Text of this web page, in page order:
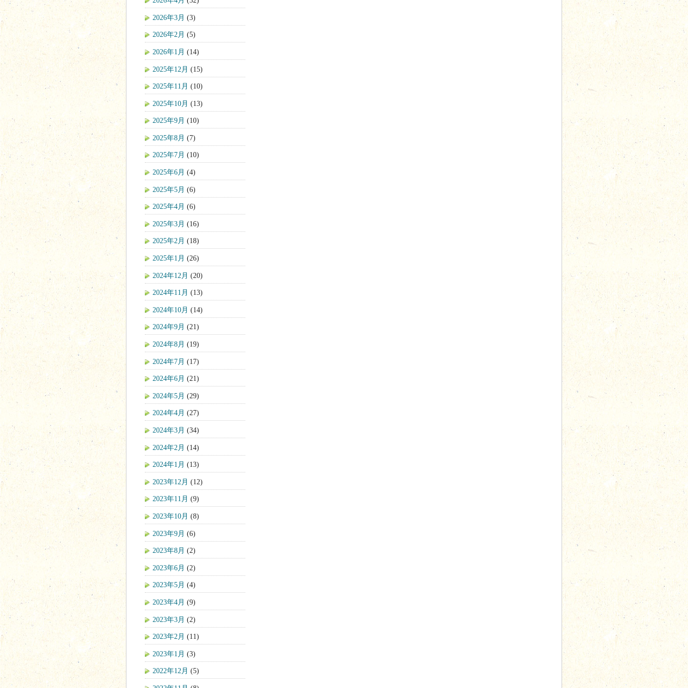
2026年3月 (3)
2026年2月 (5)
2026年1月 (14)
2025年12月 (15)
2025年11月 (10)
2025年10月 (13)
2025年9月 (10)
2025年8月 (7)
2025年7月 (10)
2025年6月 (4)
2025年5月 (6)
2025年4月 (6)
2025年3月 (16)
2025年2月 (18)
2025年1月 (26)
2024年12月 (20)
2024年11月 (13)
2024年10月 (14)
2024年9月 (21)
2024年8月 (19)
2024年7月 (17)
2024年6月 (21)
2024年5月 (29)
2024年4月 (27)
2024年3月 (34)
2024年2月 (14)
2024年1月 (13)
2023年12月 (12)
2023年11月 (9)
2023年10月 (8)
2023年9月 (6)
2023年8月 (2)
2023年6月 (2)
2023年5月 (4)
2023年4月 (9)
2023年3月 (2)
2023年2月 (11)
2023年1月 (3)
2022年12月 (5)